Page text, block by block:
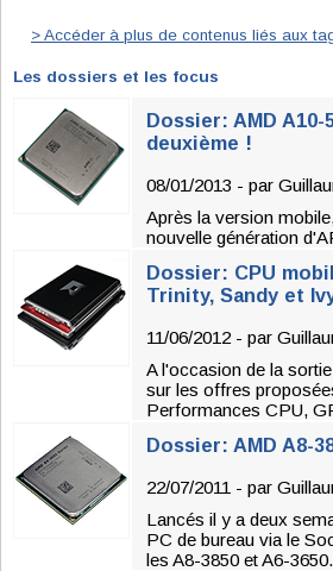
> Accéder à plus de contenus liés aux
Les dossiers et les focus
Dossier: AMD A10-
deuxième !
08/01/2013 - par
Après la version
nouvelle génération
Dossier: CPU
Trinity, Sandy et
11/06/2012 - par
A l'occasion de la
sur les offres
Performances CPU,
Dossier: AMD A8-
22/07/2011 - par
Lancés il y a deux
PC de bureau via le
les A8-3850 et A6-